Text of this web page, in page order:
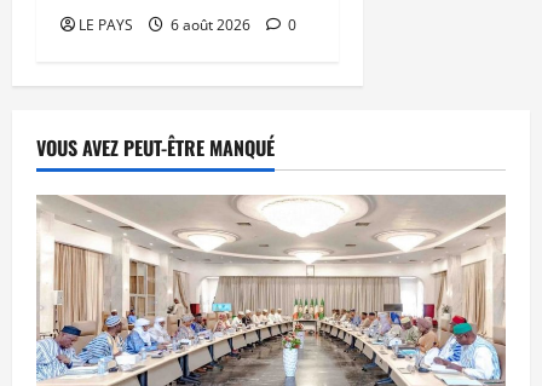
LE PAYS 6 août 2026 0
VOUS AVEZ PEUT-ÊTRE MANQUÉ